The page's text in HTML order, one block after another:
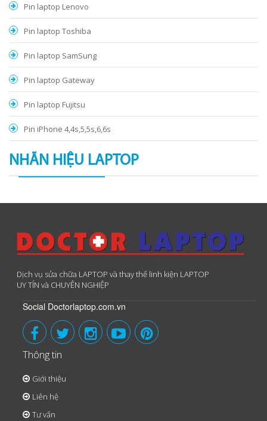
Pin laptop Lenovo
Pin laptop Toshiba
Pin laptop SamSung
Pin laptop Gateway
Pin laptop Fujitsu
Pin iPhone 4,4s,5,5s,6,6s
NHÃN HIỆU LAPTOP
Dịch vụ sửa chữa LAPTOP và thay thế linh kiện LAPTOP
UY TÍN và CHUYÊN NGHIỆP
Social Doctorlaptop.com.vn
Thông tin
Giới thiệu
Liên hệ
Tư vấn